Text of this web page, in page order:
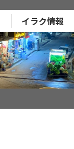
イラク情報